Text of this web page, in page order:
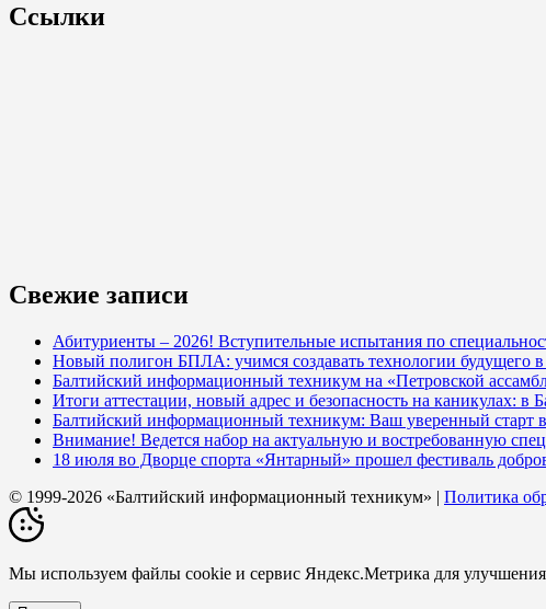
Ссылки
Свежие записи
Абитуриенты – 2026! Вступительные испытания по
Новый полигон БПЛА: учимся создавать технологии будущего
Балтийский информационный техникум на «Петровской
Итоги аттестации, новый адрес и безопасность на каникулах:
Балтийский информационный техникум: Ваш уверенный старт
Внимание! Ведется набор на актуальную и востребованную
18 июля во Дворце спорта «Янтарный» прошел фестиваль
© 1999-2026 «Балтийский информационный техникум» | Политика
Мы используем файлы cookie и сервис Яндекс.Метрика для улучшения